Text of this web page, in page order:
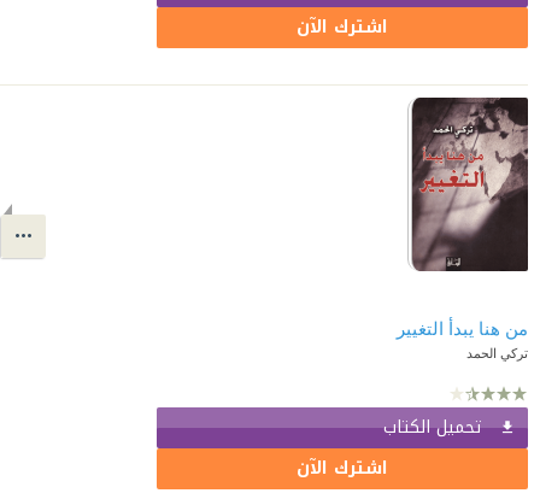
اشترك الآن
من هنا يبدأ التغيير
تركي الحمد
تحميل الكتاب
اشترك الآن